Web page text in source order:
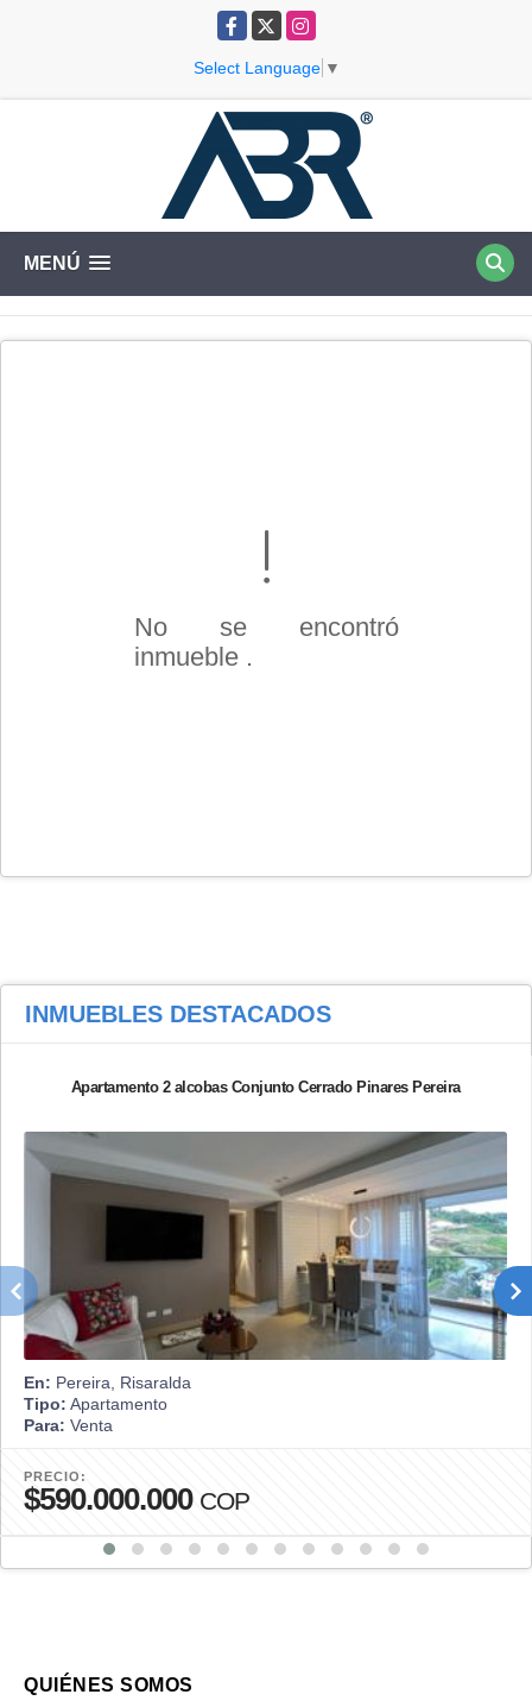
Facebook
X Instagram
Select Language ▼
MENÚ
No se encontró
inmueble .
INMUEBLES DESTACADOS
Apartamento 2 alcobas Conjunto Cerrado Pinares Pereira
En: Pereira, Risaralda
Tipo: Apartamento
Para: Venta
PRECIO:
$590.000.000 COP
QUIÉNES SOMOS